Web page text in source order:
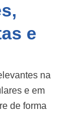
e
na
e em
de forma